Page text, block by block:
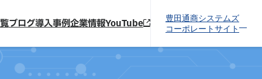
ブログ導入事例企業情報YouTube
豊田通商システムズ
コーポレートサイト